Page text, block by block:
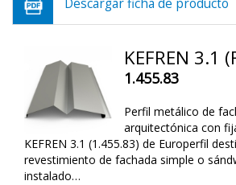
Descargar ficha de producto
KEFREN 3.1
1.455.83
Perfil metálico de
arquitectónica con
KEFREN 3.1 (1.455.83) de Europerfil
revestimiento de fachada simple o
instalado…